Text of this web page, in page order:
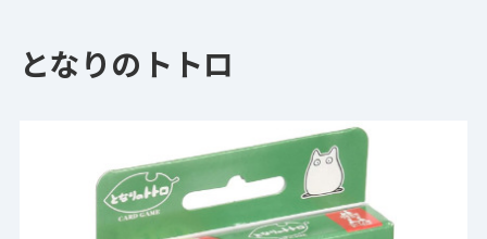
となりのトトロ